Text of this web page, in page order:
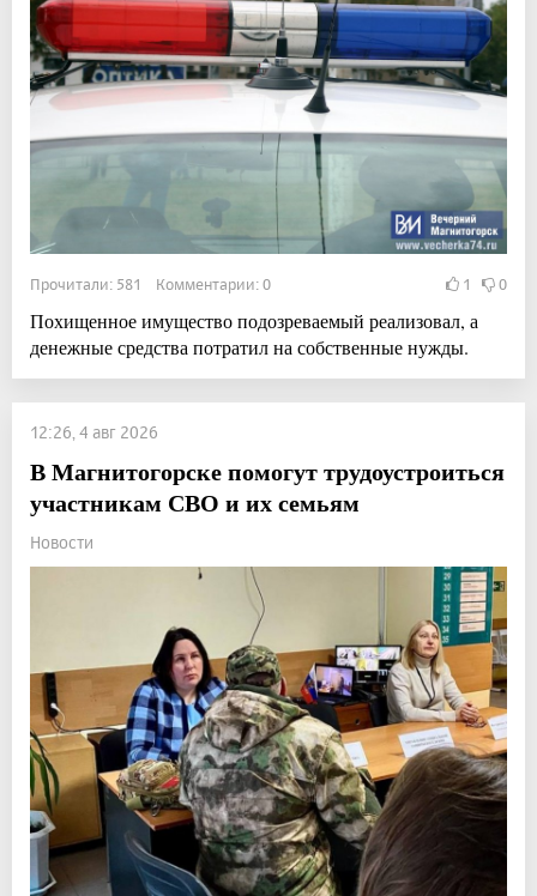
Прочитали: 581 Комментарии: 0 1 0
Похищенное имущество подозреваемый реализовал, а
денежные средства потратил на собственные нужды.
12:26, 4 авг 2026
В Магнитогорске помогут трудоустроиться
участникам СВО и их семьям
Новости